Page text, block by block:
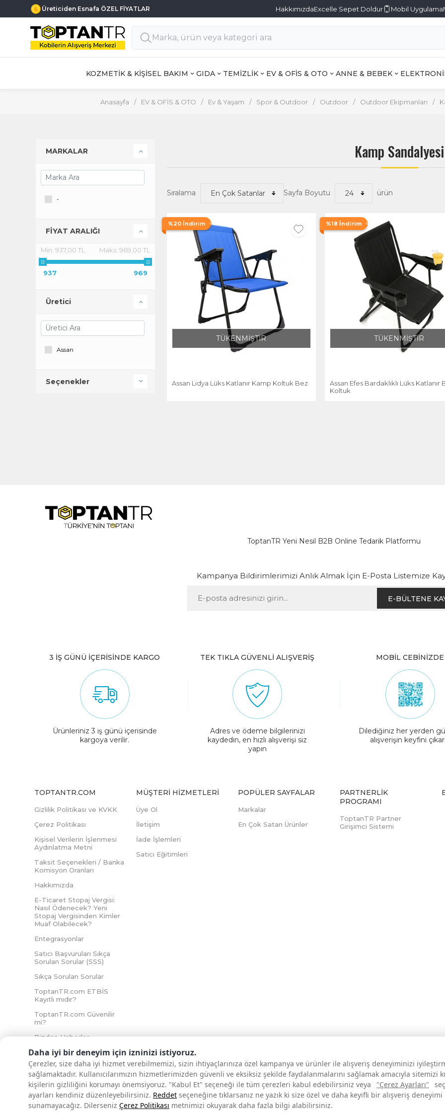
Daha iyi bir deneyim için izninizi istiyoruz.
Çerezler, size daha iyi hizmet verebilmemizi, sizin ihtiyaçlarınıza özel kampanya ve ürünler ile alışveriş deneyiminizi
sağlamaktadır. Kullanıcılarımızın hizmetlerimizden güvenli ve eksiksiz şekilde faydalanmalarını sağlamak amacıyla sitemizi
kişilerin gizliliğini korumayı önemsiyoruz. "Kabul Et" seçeneği ile tüm çerezleri kabul edebilirsiniz veya
"Çerez Ayarları"
ayarları kendiniz düzenleyebilirsiniz. Reddet seçeneğine tıklarsanız ne yazık ki size özel ve daha keyifli bir alışveriş deneyimi
sunamayacağız. Dilerseniz Çerez Politikası metnimizi okuyarak daha fazla bilgi alabilirsiniz.
Üreticiden Esnafa ÖZEL FİYATLAR HakkımızdaExcelle Sepet Doldur Mobil Uygulama
KOZMETİK & KİŞİSEL BAKIM GIDA TEMİZLİK EV & OFİS & OTO ANNE & BEBEK
Anasayfa / EV & OFİS & OTO / Ev & Yaşam / Spor & Outdoor / Outdoor / Outdoor Ekipmanları /
Kamp Sandalyesi
Sıralama Sayfa Boyutu ürün
%20 İndirim
TÜKENMİŞTİR
Assan Lidya Lüks Katlanır Kamp Koltuk Bez
%18 İndirim
TÜKENMİŞTİR
Assan Efes Bardaklıklı Lüks Katlanır
Koltuk
MARKALAR
-
FİYAT ARALIĞI
Min: 937,00 TL Maks: 969,00 TL
937 969
Üretici
Assan
Seçenekler
ToptanTR Yeni Nesil B2B Online Tedarik Platformu
Kampanya Bildirimlerimizi Anlık Almak İçin E-Posta Listemize
E-BÜLTENE
3 İŞ GÜNÜ İÇERİSİNDE KARGO
Ürünleriniz 3 iş günü içerisinde
kargoya verilir.
TEK TIKLA GÜVENLİ ALIŞVERİŞ
Adres ve ödeme bilgilerinizi
kaydedin, en hızlı alışverişi siz
yapın
MOBİL CEBİNİZDE
Dilediğiniz her yerden
alışverişin keyfini
TOPTANTR.COM
Gizlilik Politikası ve KVKK
Çerez Politikası
Kişisel Verilerin İşlenmesi
Aydınlatma Metni
Taksit Seçenekleri / Banka
Komisyon Oranları
Hakkımızda
E-Ticaret Stopaj Vergisi:
Nasıl Ödenecek? Yeni
Stopaj Vergisinden Kimler
Muaf Olabilecek?
Entegrasyonlar
Satıcı Başvuruları Sıkça
Sorulan Sorular (SSS)
Sıkça Sorulan Sorular
ToptanTR.com ETBİS
Kayıtlı mıdır?
ToptanTR.com Güvenilir
mi?
Bizden Haberler
MÜŞTERI HIZMETLERI
Üye Ol
İletişim
İade İşlemleri
Satıcı Eğitimleri
POPÜLER SAYFALAR
Markalar
En Çok Satan Ürünler
PARTNERLIK
PROGRAMI
ToptanTR Partner
Girişimci Sistemi
İNTERNETTE GÜVENLİ ALIŞVERİŞ